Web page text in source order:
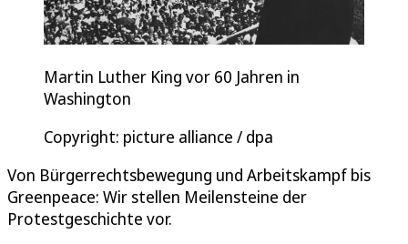
Martin Luther King vor 60 Jahren in
Washington
Copyright: picture alliance / dpa
Von Bürgerrechtsbewegung und Arbeitskampf bis
Greenpeace: Wir stellen Meilensteine der
Protestgeschichte vor.